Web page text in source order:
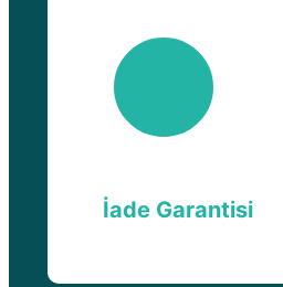
İade Garantisi